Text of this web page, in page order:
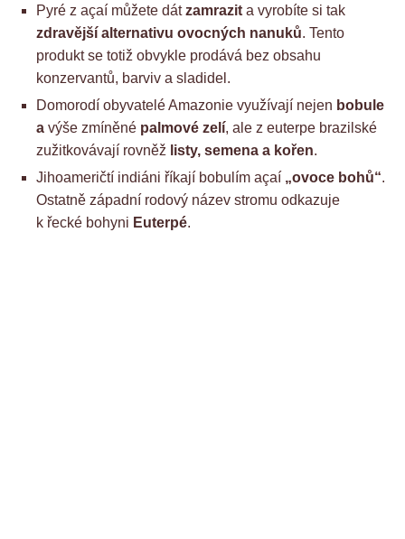
Pyré z açaí můžete dátzamrazit a vyrobíte si tak
zdravější alternativu ovocných nanuků. Tento
produkt se totiž obvykle prodává bez obsahu
konzervantů, barviv a sladidel.
Domorodí obyvatelé Amazonie využívají nejen bobule
a výše zmíněné palmové zelí, ale z euterpe brazilské
zužitkovávají rovněž listy, semena a kořen.
Jihoameričtí indiáni říkají bobulím açaí „ovoce bohů“.
Ostatně západní rodový název stromu odkazuje
k řecké bohyni Euterpé.